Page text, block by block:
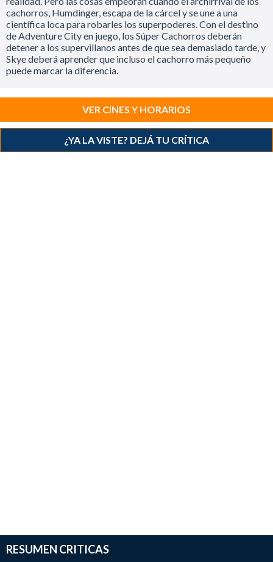
cachorros, Humdinger, escapa de la cárcel y se une a una
científica loca para robarles los superpoderes. Con el destino
de Adventure City en juego, los Súper Cachorros deberán
detener a los supervillanos antes de que sea demasiado tarde, y
Skye deberá aprender que incluso el cachorro más pequeño
puede marcar la diferencia.
VER CINES Y HORARIOS
¿YA LA VISTE? DEJÁ TU CRÍTICA
RESUMEN CRITICAS